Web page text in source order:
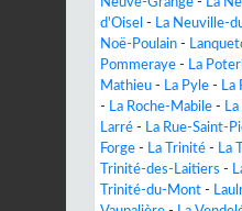
d'Oisel - La Neuville-
Noë-Poulain -
Pommeraye - La
Mathieu - La Pyle - La
- La Roche-Mabile -
Larré - La Rue-Saint-
Forge - La Trinité - La
Trinité-des-Laitiers -
Trinité-du-Mont -